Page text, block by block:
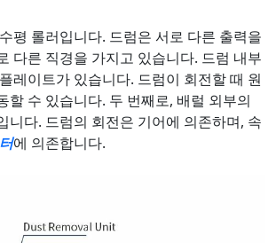
평 롤러입니다. 드럼은 서로 다른 출력을
다른 직경을 가지고 있습니다. 드럼 내부
레이트가 있습니다. 드럼이 회전할 때 원
할 수 있습니다. 두 번째로, 배럴 외부의
니다. 드럼의 회전은 기어에 의존하며, 속
에 의존합니다.